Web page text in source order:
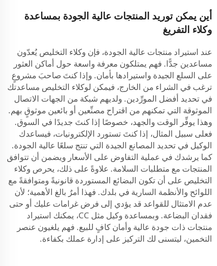
أين يمكن توريد المنتجات عالية الجودة بمساعدة
وكلاء التفريغ
عند استيراد منتجات عالية الجودة، فإن وكلاء التخليص يُعدّون
مساعدين جدًّا. فهم يمتلكون معرفة واسعة حول أماكن العثور
على السلع الجيدة واستيرادها بأمان. وإذا كنتَ صاحبَ مشروعٍ
ترغب في الشراء من الخارج، فيمكن لوكلاء التخليص مساعدتك
في تحديد أفضل المورِّدين. ولديهم شبكة من الجهات الاتصال
الموثوقة التي تمكنهم من اقتراح مصنِّعين أو بائعين موثوقٍ بهم.
وهذا يوفِّر الوقت والجهد، خصوصًا إذا كنتَ جديدًا في السوق.
فعلى سبيل المثال، إذا كنتَ تستورد الإلكترونيات، فيساعدك
الوكيل في تحديد المصانع الجيدة التي تنتج سلعًا عالية الجودة.
كما يرشدك في عملية التفاوض على الأسعار ويضمن أن تتوافق
المنتجات مع متطلبات السلامة. علاوةً على ذلك، يحرص وكلاء
التخليص على أن تكون البضائع المستوردة قانونيةً ومتوافقةً مع
اللوائح والأنظمة السارية في بلدك. فهذا أمرٌ بالغ الأهمية؛ لأن
عدم الامتثال للقواعد قد يؤدي إلى فرض غرامات عليك أو حتى
فقدان البضاعة. وبمساعدة وكيل مثل CC، يمكنك استيراد
منتجات ذات جودة عالية وأمان كافٍ للبيع. فهم يلغيون عنصر
التخمين، ليتسنى لك التركيز على إدارة عملك بكفاءة.